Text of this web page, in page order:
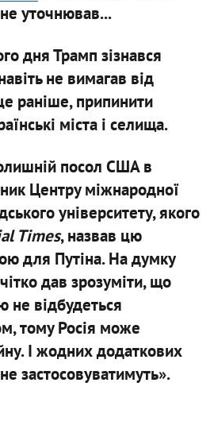
не уточнював...
дня Трамп зізнався
не вимагав від
раніше, припинити
міста і селища.
посол США в
Центру міжнародної
університету, якого
Times, назвав цю
для Путіна. На думку
дав зрозуміти, що
не відбудеться
тому Росія може
І жодних додаткових
застосовуватимуть».